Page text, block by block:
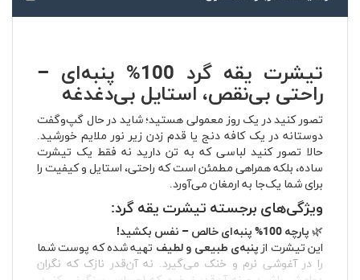
تیشرت یقه گرد 100% پنبه‌ای –
راحتی بی‌نقص، استایل بی‌دغدغه
تصور کنید در یک روز معمولی هستید؛ شاید در حال گپ‌وگفت
دوستانه در یک کافه دنج یا قدم زدن زیر نور ملایم خورشید.
حالا تصور کنید لباسی که به تن دارید نه فقط یک تیشرت
ساده، بلکه همراهی مطمئن است که راحتی، استایل و کیفیت را
برای شما یک‌جا به ارمغان می‌آورد.
ویژگی‌های برجسته تیشرت یقه گرد:
🌿 پارچه 100% پنبه‌ای خالص – نفس بکشید!
این تیشرت از پنبه‌ی طبیعی و لطیف تهیه شده که پوست شما
را در آغوشی نرم و خنک می‌گیرد. نه آن‌قدر نازک که نگران